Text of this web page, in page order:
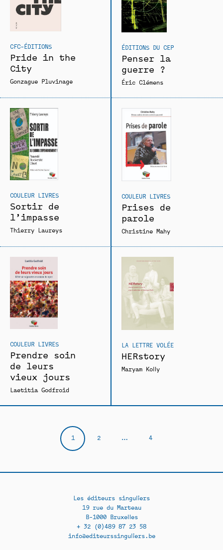
CFC-ÉDITIONS
Pride in the
City
Gonzague Pluvinage
ÉDITIONS DU CEP
Penser la
guerre ?
Éric Clémens
COULEUR LIVRES
Sortir de
l’impasse
Thierry Laureys
COULEUR LIVRES
Prises de
parole
Christine Mahy
COULEUR LIVRES
Prendre soin
de leurs
vieux jours
Laetitia Godfroid
LA LETTRE VOLÉE
HERstory
Maryam Kolly
1 2 … 4
Les éditeurs singuliers
19 rue du Marteau
B-1000 Bruxelles
+ 32 (0)489 87 23 58
info@editeurssinguliers.be